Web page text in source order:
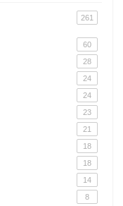
261
60
28
24
24
23
21
18
18
14
8